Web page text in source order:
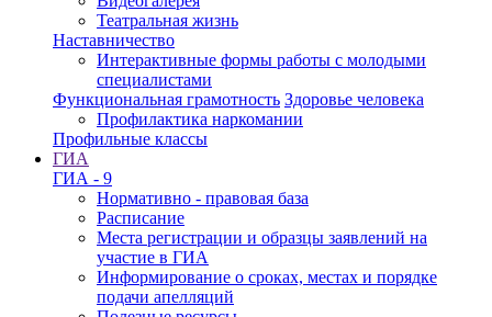
Театральная жизнь
Наставничество
Интерактивные формы работы с молодыми
специалистами
Функциональная грамотность Здоровье человека
Профилактика наркомании
Профильные классы
ГИА
ГИА - 9
Нормативно - правовая база
Расписание
Места регистрации и образцы заявлений на
участие в ГИА
Информирование о сроках, местах и порядке
подачи апелляций